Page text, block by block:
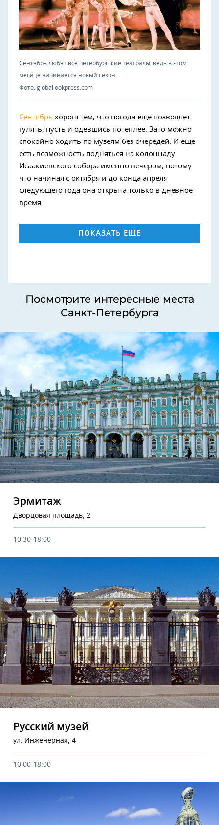
Сентябрь любят все петербургские театралы, ведь в этом
месяце начинается новый сезон.
Фото: globallookpress.com
Сентябрь хорош тем, что погода еще позволяет
гулять, пусть и одевшись потеплее. Зато можно
спокойно ходить по музеям без очередей. И еще
есть возможность подняться на колоннаду
Исаакиевского собора именно вечером, потому
что начиная с октября и до конца апреля
следующего года она открыта только в дневное
время.
ПОКАЗАТЬ ЕЩЕ
Посмотрите интересные места
Санкт-Петербурга
Эрмитаж
Дворцовая площадь, 2
10:30-18:00
Русский музей
ул. Инженерная, 4
10:00-18:00